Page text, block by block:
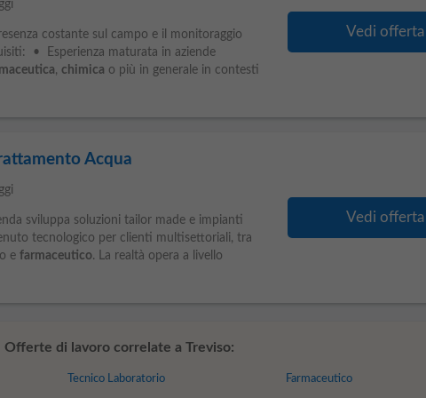
costante sul campo e il monitoraggio
• Esperienza maturata in aziende
, chimica o più in generale in contesti
Vedi offerta
Acqua
sviluppa soluzioni tailor made e impianti
tecnologico per clienti multisettoriali, tra
e farmaceutico. La realtà opera a livello
Vedi offerta
Offerte di lavoro correlate a Treviso:
Tecnico Laboratorio Farmaceutico